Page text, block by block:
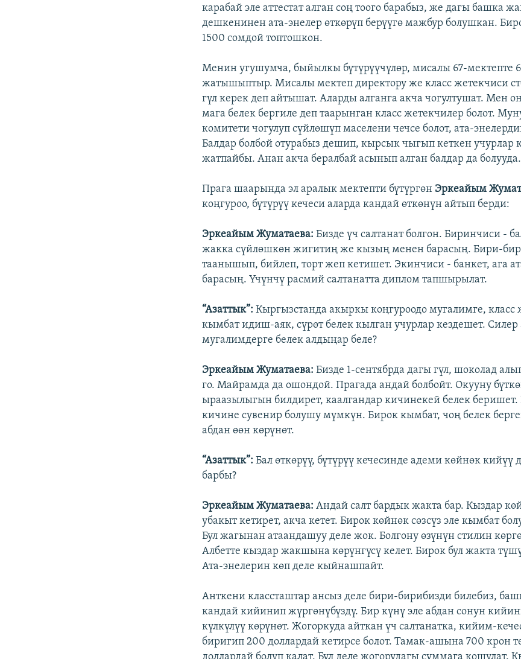
карабай эле аттестат алган соң тоого барабыз, же дагы башка
дешкенинен ата-энелер өткөрүп берүүгө мажбур болушкан.
1500 сомдой топтошкон.
Менин угушумча, быйылкы бүтүрүүчүлөр, мисалы 67-мектепте
жатышыптыр. Мисалы мектеп директору же класс жетекчиси
гүл керек деп айтышат. Аларды алганга акча чогултушат. Мен
мага белек бергиле деп таарынган класс жетекчилер болот.
комитети чогулуп сүйлөшүп маселени чечсе болот, ата-
Балдар болбой отурабыз дешип, кырсык чыгып кеткен учурлар
жатпайбы. Анан акча бералбай асынып алган балдар да болууда.
Прага шаарында эл аралык мектепти бүтүргөн Эркеайым
коңгуроо, бүтүрүү кечеси аларда кандай өткөнүн айтып берди:
Эркеайым Жуматаева:Бизде үч салтанат болгон. Биринчиси -
жакка сүйлөшкөн жигитиң же кызың менен барасың. Бири-
таанышып, бийлеп, торт жеп кетишет. Экинчиси - банкет, ага
барасың. Үчүнчү расмий салтанатта диплом тапшырылат.
“Азаттык”: Кыргызстанда акыркы коңгуроодо мугалимге, класс
кымбат идиш-аяк, сүрөт белек кылган учурлар кездешет. Силер
мугалимдерге белек алдыңар беле?
Эркеайым Жуматаева: Бизде 1-сентябрда дагы гүл, шоколад
го. Майрамда да ошондой. Прагада андай болбойт. Окууну
ыраазылыгын билдирет, каалгандар кичинекей белек беришет.
кичине сувенир болушу мүмкүн. Бирок кымбат, чоң белек
абдан өөн көрүнөт.
“Азаттык”:Бал өткөрүү, бүтүрүү кечесинде адеми көйнөк кийүү
барбы?
Эркеайым Жуматаева: Андай салт бардык жакта бар. Кыздар
убакыт кетирет, акча кетет. Бирок көйнөк сөзсүз эле кымбат
Бул жагынан атаандашуу деле жок. Болгону өзүнүн стилин
Албетте кыздар жакшына көрүнгүсү келет. Бирок бул жакта
Ата-энелерин көп деле кыйнашпайт.
Анткени классташтар ансыз деле бири-бирибизди билебиз,
кандай кийинип жүргөнүбүздү. Бир күнү эле абдан сонун
күлкүлүү көрүнөт. Жогоркуда айткан үч салтанатка, кийим-
биригип 200 доллардай кетирсе болот. Тамак-ашына 700 крон